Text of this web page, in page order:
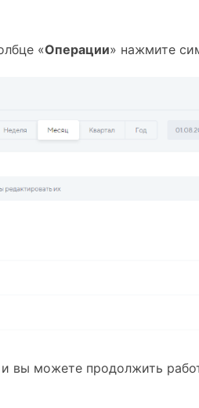
«Операции» нажмите
вы можете продолжить